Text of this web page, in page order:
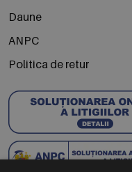
Daune
ANPC
Politica de retur